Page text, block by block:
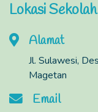
Lokasi Sekolah
Alamat
Jl. Sulawesi,
Magetan
Email